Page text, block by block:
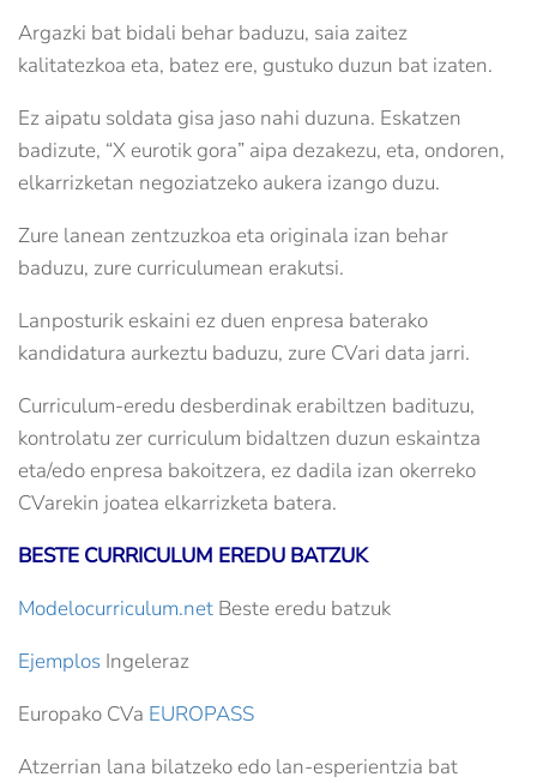
Argazki bat bidali behar baduzu, saia zaitez
kalitatezkoa eta, batez ere, gustuko duzun bat izaten.
Ez aipatu soldata gisa jaso nahi duzuna. Eskatzen
badizute, “X eurotik gora” aipa dezakezu, eta, ondoren,
elkarrizketan negoziatzeko aukera izango duzu.
Zure lanean zentzuzkoa eta originala izan behar
baduzu, zure curriculumean erakutsi.
Lanposturik eskaini ez duen enpresa baterako
kandidatura aurkeztu baduzu, zure CVari data jarri.
Curriculum-eredu desberdinak erabiltzen badituzu,
kontrolatu zer curriculum bidaltzen duzun eskaintza
eta/edo enpresa bakoitzera, ez dadila izan okerreko
CVarekin joatea elkarrizketa batera.
BESTE CURRICULUM EREDU BATZUK
Modelocurriculum.net Beste eredu batzuk
Ejemplos Ingeleraz
Europako CVa EUROPASS
Atzerrian lana bilatzeko edo lan-esperientzia bat